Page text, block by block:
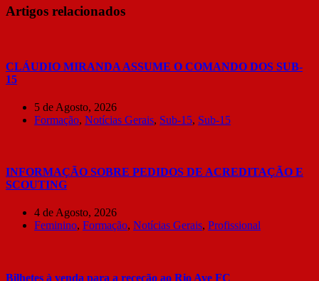
Artigos relacionados
CLÁUDIO MIRANDA ASSUME O COMANDO DOS SUB-
15
5 de Agosto, 2026
Formação, Notícias Gerais, Sub-15, Sub-15
INFORMAÇÃO SOBRE PEDIDOS DE ACREDITAÇÃO E
SCOUTING
4 de Agosto, 2026
Feminino, Formação, Notícias Gerais, Profissional
Bilhetes à venda para a receção ao Rio Ave FC